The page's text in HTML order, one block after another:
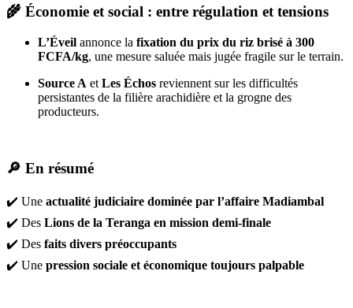
🌾 Économie et social : entre régulation et tensions
L’Éveil annonce la fixation du prix du riz brisé à 300
FCFA/kg, une mesure saluée mais jugée fragile sur le terrain.
Source A et Les Échos reviennent sur les difficultés
persistantes de la filière arachidière et la grogne des
producteurs.
🔎 En résumé
✔️ Une actualité judiciaire dominée par l’affaire Madiambal
✔️ Des Lions de la Teranga en mission demi-finale
✔️ Des faits divers préoccupants
✔️ Une pression sociale et économique toujours palpable